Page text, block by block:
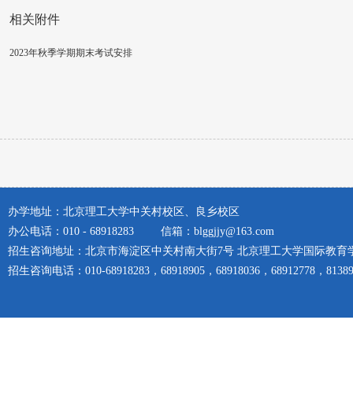
相关附件
2023年秋季学期期末考试安排
办学地址：北京理工大学中关村校区、良乡校区
办公电话：010 - 68918283
信箱：blggjjy@163.com
招生咨询地址：北京市海淀区中关村南大街7号 北京理工大学国际教育
招生咨询电话：010-68918283，68918905，68918036，68912778，